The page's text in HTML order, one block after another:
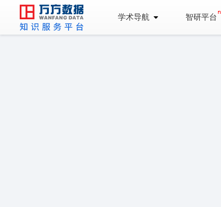
学术导航 智研平台